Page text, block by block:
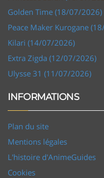
Golden Time (18/07/2026)
Peace Maker Kurogane
Kilari (14/07/2026)
Extra Zigda (12/07/2026)
Ulysse 31 (11/07/2026)
INFORMATIONS
Plan du site
Mentions légales
L'histoire d'AnimeGuides
Cookies